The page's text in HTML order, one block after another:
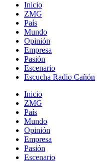
Inicio
ZMG
País
Mundo
Opinión
Empresa
Pasión
Escenario
Escucha Radio Cañón
Inicio
ZMG
País
Mundo
Opinión
Empresa
Pasión
Escenario